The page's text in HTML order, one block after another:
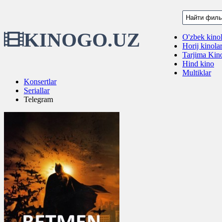
KINOGO.UZ
O'zbek
Horij kinolar
Tarjima
Hind kino
Multiklar
Konsertlar
Seriallar
Telegram